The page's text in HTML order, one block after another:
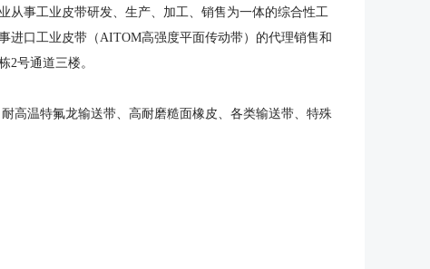
从事工业皮带研发、生产、加工、销售为一体的综合性工
进口工业皮带（AITOM高强度平面传动带）的代理销售和
2号通道三楼。
高温特氟龙输送带、高耐磨糙面橡皮、各类输送带、特殊